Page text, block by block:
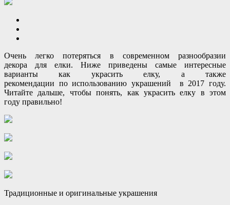
Очень легко потеряться в современном разнообразии
декора для елки. Ниже приведены самые интересные
варианты как украсить елку, а также
рекомендации по использованию украшений в 2017 году.
Читайте дальше, чтобы понять, как украсить елку в этом
году правильно!
Традиционные и оригинальные украшения